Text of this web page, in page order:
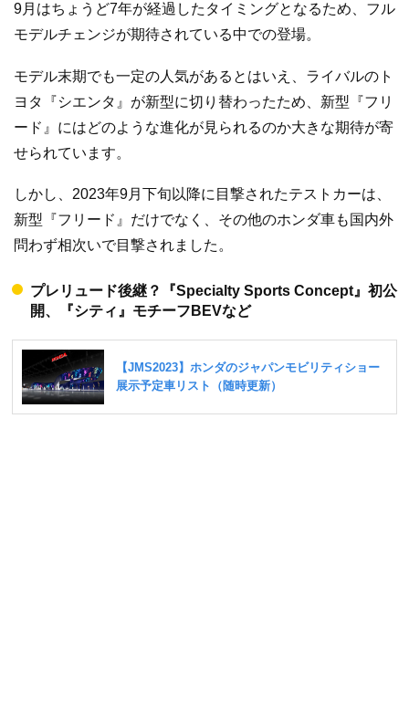
9月はちょうど7年が経過したタイミングとなるため、フル
モデルチェンジが期待されている中での登場。
モデル末期でも一定の人気があるとはいえ、ライバルのト
ヨタ『シエンタ』が新型に切り替わったため、新型『フリ
ード』にはどのような進化が見られるのか大きな期待が寄
せられています。
しかし、2023年9月下旬以降に目撃されたテストカーは、
新型『フリード』だけでなく、その他のホンダ車も国内外
問わず相次いで目撃されました。
プレリュード後継？『Specialty Sports Concept』初公
開、『シティ』モチーフBEVなど